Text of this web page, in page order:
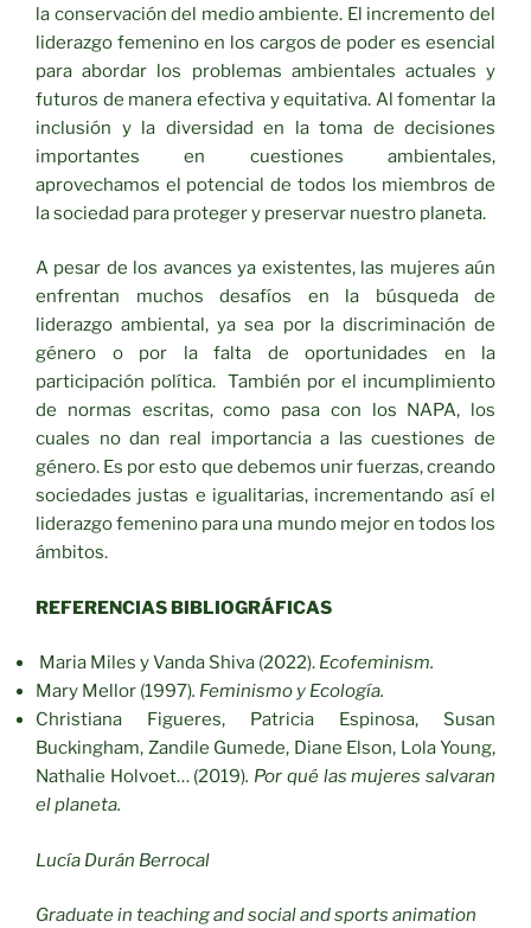
la conservación del medio ambiente. El incremento del
liderazgo femenino en los cargos de poder es esencial
para abordar los problemas ambientales actuales y
futuros de manera efectiva y equitativa. Al fomentar la
inclusión y la diversidad en la toma de decisiones
importantes en cuestiones ambientales,
aprovechamos el potencial de todos los miembros de
la sociedad para proteger y preservar nuestro planeta.
A pesar de los avances ya existentes, las mujeres aún
enfrentan muchos desafíos en la búsqueda de
liderazgo ambiental, ya sea por la discriminación de
género o por la falta de oportunidades en la
participación política. También por el incumplimiento
de normas escritas, como pasa con los NAPA, los
cuales no dan real importancia a las cuestiones de
género. Es por esto que debemos unir fuerzas, creando
sociedades justas e igualitarias, incrementando así el
liderazgo femenino para una mundo mejor en todos los
ámbitos.
REFERENCIAS BIBLIOGRÁFICAS
Maria Miles y Vanda Shiva (2022). Ecofeminism.
Mary Mellor (1997). Feminismo y Ecología.
Christiana Figueres, Patricia Espinosa, Susan
Buckingham, Zandile Gumede, Diane Elson, Lola Young,
Nathalie Holvoet… (2019). Por qué las mujeres salvaran
el planeta.
Lucía Durán Berrocal
Graduate in teaching and social and sports animation